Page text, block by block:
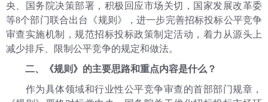
央、国务院决策部署，积极回应市场关切，国家发展改革委
等8个部门联合出台《规则》，进一步完善招标投标公平竞争
审查实施机制，规范招标投标政策制定活动，着力从源头上
减少排斥、限制公平竞争的规定和做法。
二、《规则》的主要思路和重点内容是什么？
作为具体领域和行业性公平竞争审查的首部部门规章，